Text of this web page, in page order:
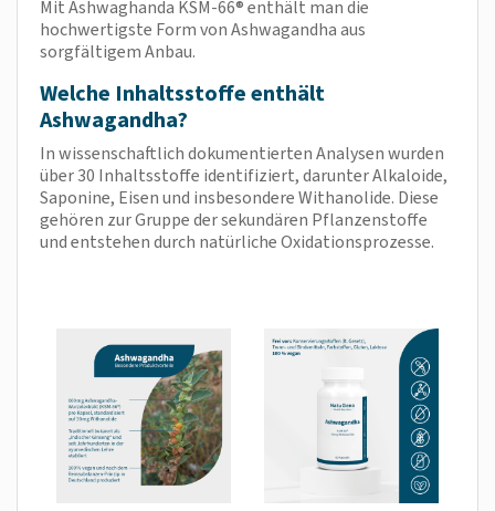
Mit Ashwaghanda KSM-66® enthält man die
hochwertigste Form von Ashwagandha aus
sorgfältigem Anbau.
Welche Inhaltsstoffe enthält
Ashwagandha?
In wissenschaftlich dokumentierten Analysen wurden
über 30 Inhaltsstoffe identifiziert, darunter Alkaloide,
Saponine, Eisen und insbesondere Withanolide. Diese
gehören zur Gruppe der sekundären Pflanzenstoffe
und entstehen durch natürliche Oxidationsprozesse.